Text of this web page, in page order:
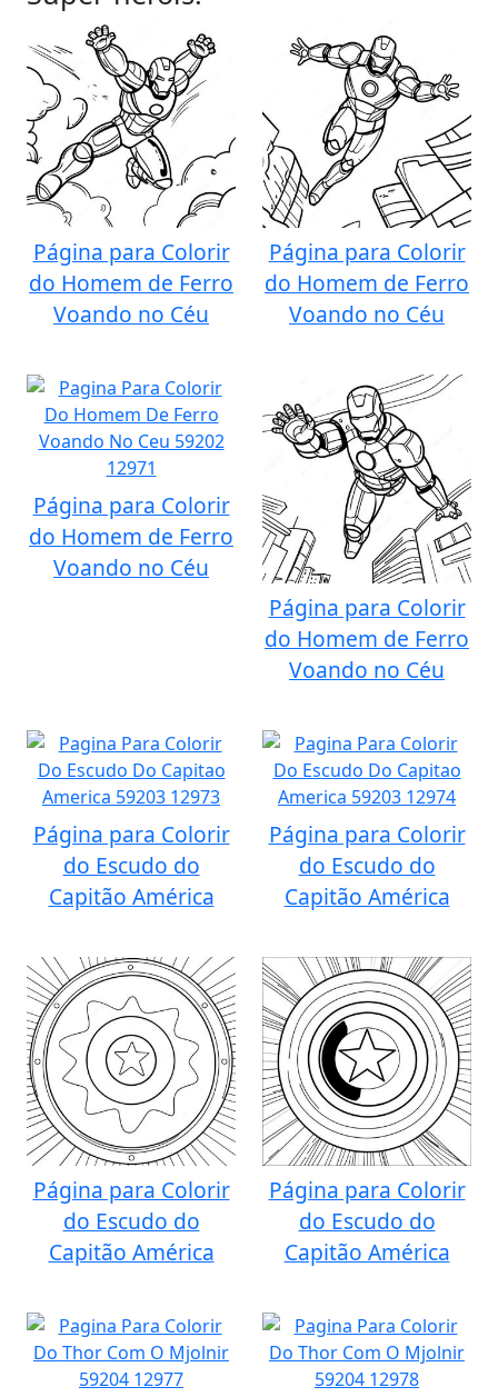
Página para Colorir
do Homem de Ferro
Voando no Céu
Página para Colorir
do Homem de Ferro
Voando no Céu
Página para Colorir
do Homem de Ferro
Voando no Céu
Página para Colorir
do Homem de Ferro
Voando no Céu
Página para Colorir
do Escudo do
Capitão América
Página para Colorir
do Escudo do
Capitão América
Página para Colorir
do Escudo do
Capitão América
Página para Colorir
do Escudo do
Capitão América